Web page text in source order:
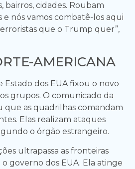
bairros, cidades. Roubam
e nós vamos combatê-los aqui
que o Trump quer”,
AMERICANA
dos EUA fixou o novo
grupos. O comunicado da
que as quadrilhas comandam
Elas realizam ataques
o órgão estrangeiro.
ultrapassa as fronteiras
governo dos EUA. Ela atinge